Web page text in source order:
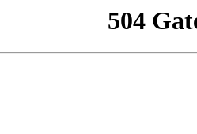
504